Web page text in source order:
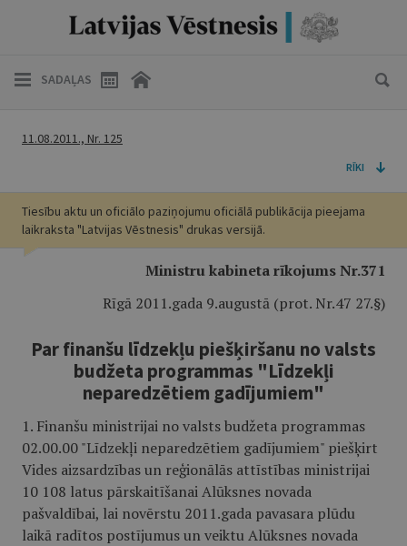
SADAĻAS
11.08.2011., Nr. 125
RĪKI
Tiesību aktu un oficiālo paziņojumu oficiālā publikācija pieejama
laikraksta "Latvijas Vēstnesis" drukas versijā.
Ministru kabineta rīkojums Nr.371
Rīgā 2011.gada 9.augustā (prot. Nr.47 27.§)
Par finanšu līdzekļu piešķiršanu no valsts
budžeta programmas "Līdzekļi
neparedzētiem gadījumiem"
1. Finanšu ministrijai no valsts budžeta programmas
02.00.00 "Līdzekļi neparedzētiem gadījumiem" piešķirt
Vides aizsardzības un reģionālās attīstības ministrijai
10 108 latus pārskaitīšanai Alūksnes novada
pašvaldībai, lai novērstu 2011.gada pavasara plūdu
laikā radītos postījumus un veiktu Alūksnes novada